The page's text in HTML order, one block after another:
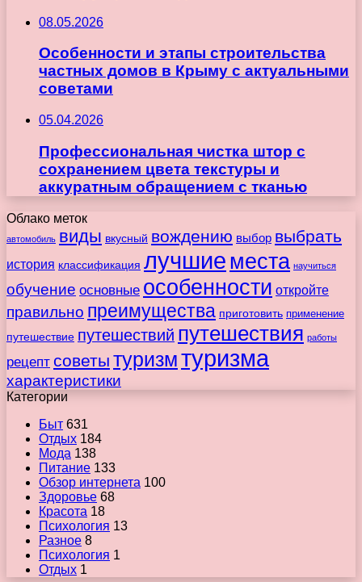
08.05.2026
Особенности и этапы строительства
частных домов в Крыму с актуальными
советами
05.04.2026
Профессиональная чистка штор с
сохранением цвета текстуры и
аккуратным обращением с тканью
Облако меток
автомобиль виды вкусный вождению выбор выбрать
история классификация лучшиеместа научиться
обучение основные особенности откройте
правильно преимущества приготовить применение
путешествие путешествий путешествия работы
рецепт советы туризмтуризма
характеристики
Категории
Быт 631
Отдых 184
Мода 138
Питание 133
Обзор интернета 100
Здоровье 68
Красота 18
Психология 13
Разное 8
Психология 1
Отдых 1